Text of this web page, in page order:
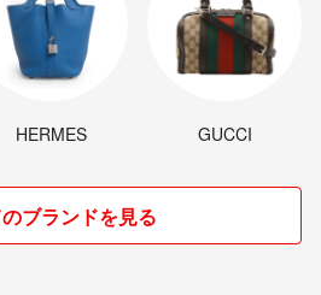
HERMES GUCCI
ブランドを見る